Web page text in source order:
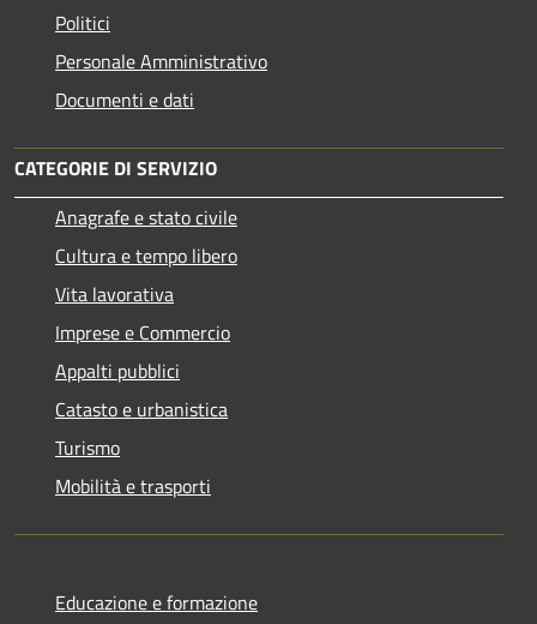
Politici
Personale Amministrativo
Documenti e dati
CATEGORIE DI SERVIZIO
Anagrafe e stato civile
Cultura e tempo libero
Vita lavorativa
Imprese e Commercio
Appalti pubblici
Catasto e urbanistica
Turismo
Mobilità e trasporti
Educazione e formazione